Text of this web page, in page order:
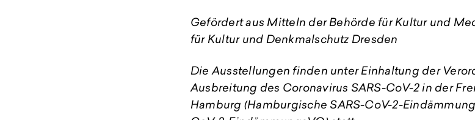
Gefördert aus Mitteln der Behörde für Kultur und
für Kultur und Denkmalschutz Dresden
Die Ausstellungen finden unter Einhaltung der
Ausbreitung des Coronavirus SARS-CoV-2 in der
Hamburg (Hamburgische SARS-CoV-2-